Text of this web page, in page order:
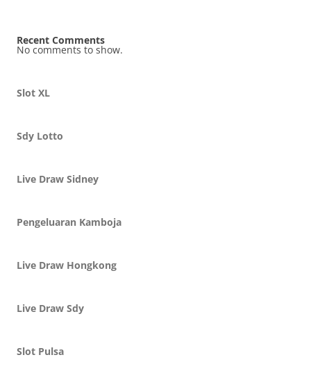
Recent Comments
No comments to show.
Slot XL
Sdy Lotto
Live Draw Sidney
Pengeluaran Kamboja
Live Draw Hongkong
Live Draw Sdy
Slot Pulsa